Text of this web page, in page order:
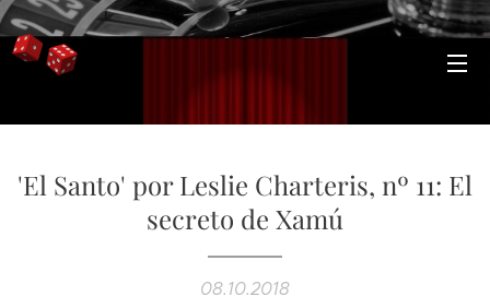
'El Santo' por Leslie Charteris, nº 11: El
secreto de Xamú
08.10.2018